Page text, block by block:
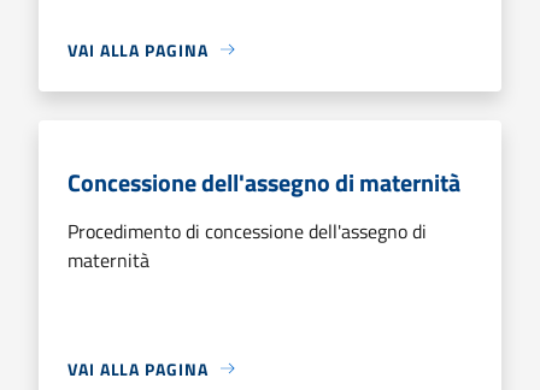
VAI ALLA PAGINA
Concessione dell'assegno di maternità
Procedimento di concessione dell'assegno di
maternità
VAI ALLA PAGINA